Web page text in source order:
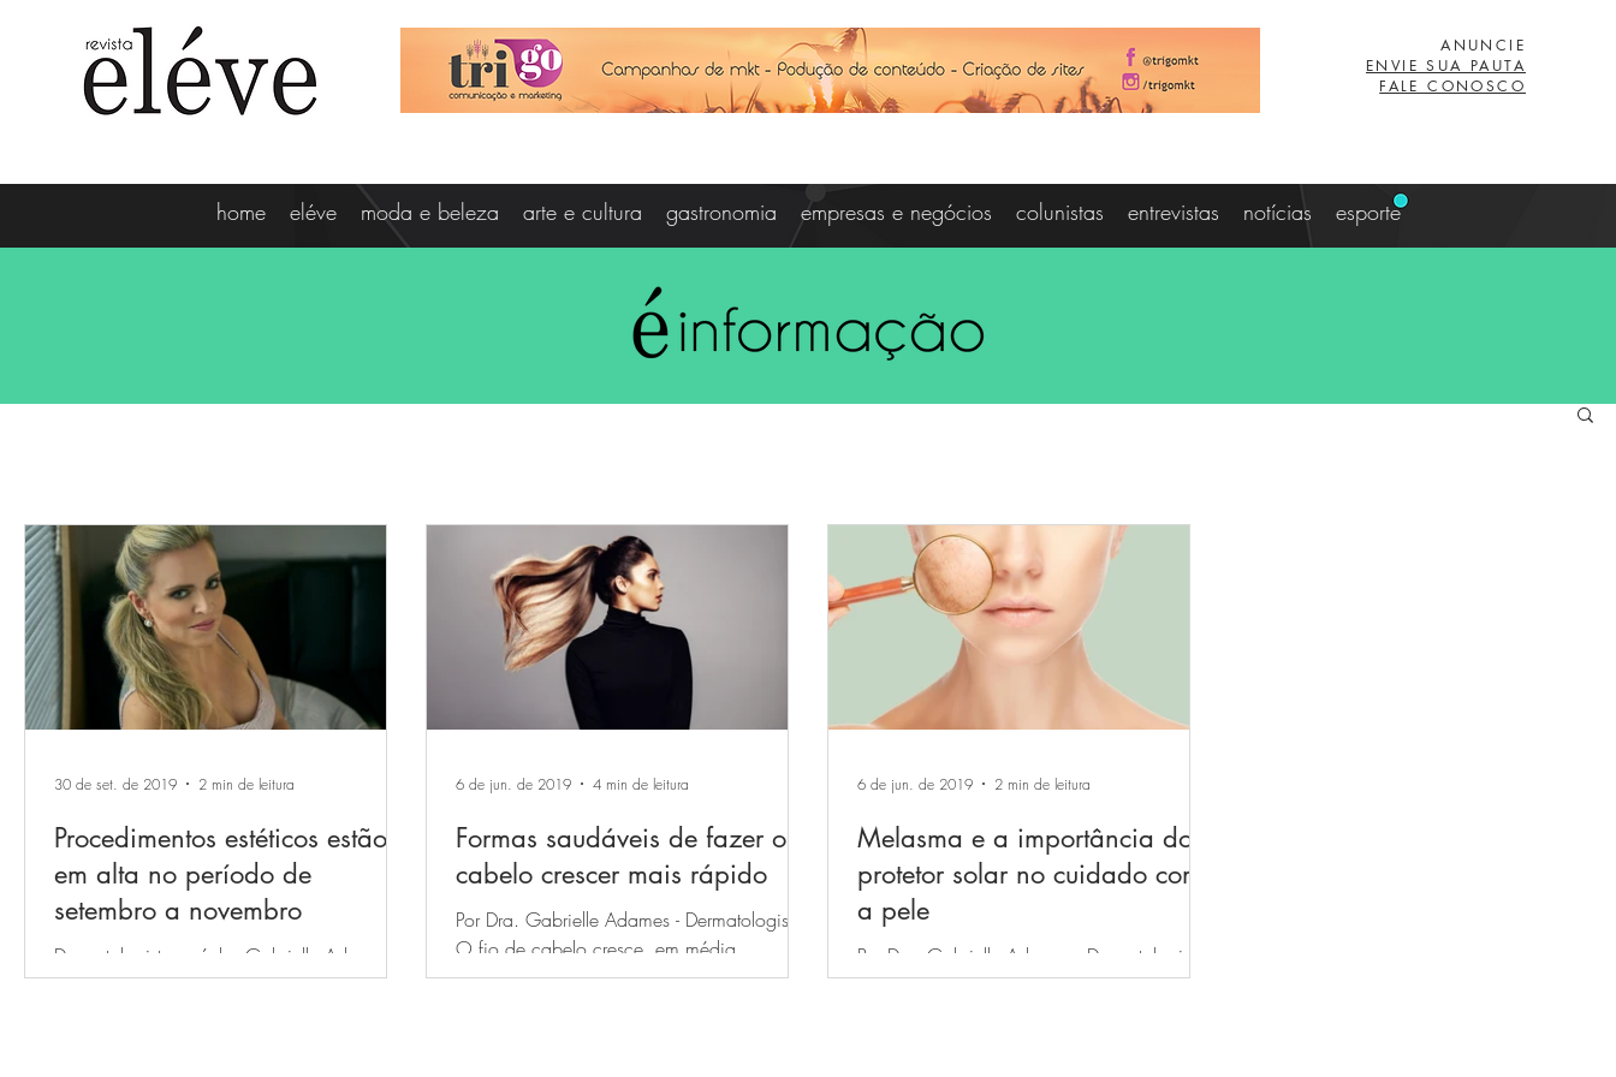
ANUNCIE
ENVIE SUA PAUTA
FALE CONOSCO
home eléve moda e beleza arte e cultura gastronomia empresas e negócios colunistas entrevistas notícias esporte
Procedimentos estéticos estão
em alta no período de
setembro a novembro
Dermatologista gaúcha Gabrielle Adames
sugere que meses antecedentes ao verão
30 de set. de 2019 2 min de leitura
Formas saudáveis de fazer o
cabelo crescer mais rápido
Por Dra. Gabrielle Adames - Dermatologista
O fio de cabelo cresce, em média,
0,33mm por dia (1 cm por mês). Uma
6 de jun. de 2019 4 min de leitura
Melasma e a importância do
protetor solar no cuidado com
a pele
Por Dra. Gabrielle Adames - Dermatologista
O melasma é um depósito exagerado de
6 de jun. de 2019 2 min de leitura